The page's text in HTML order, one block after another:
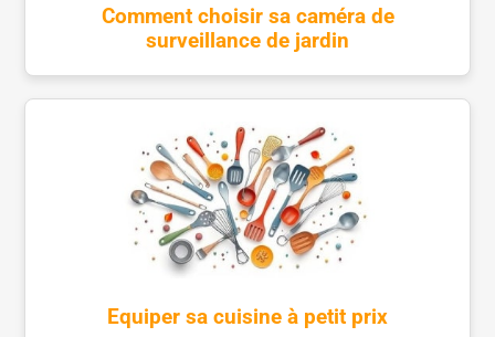
Comment choisir sa caméra de
surveillance de jardin
Equiper sa cuisine à petit prix